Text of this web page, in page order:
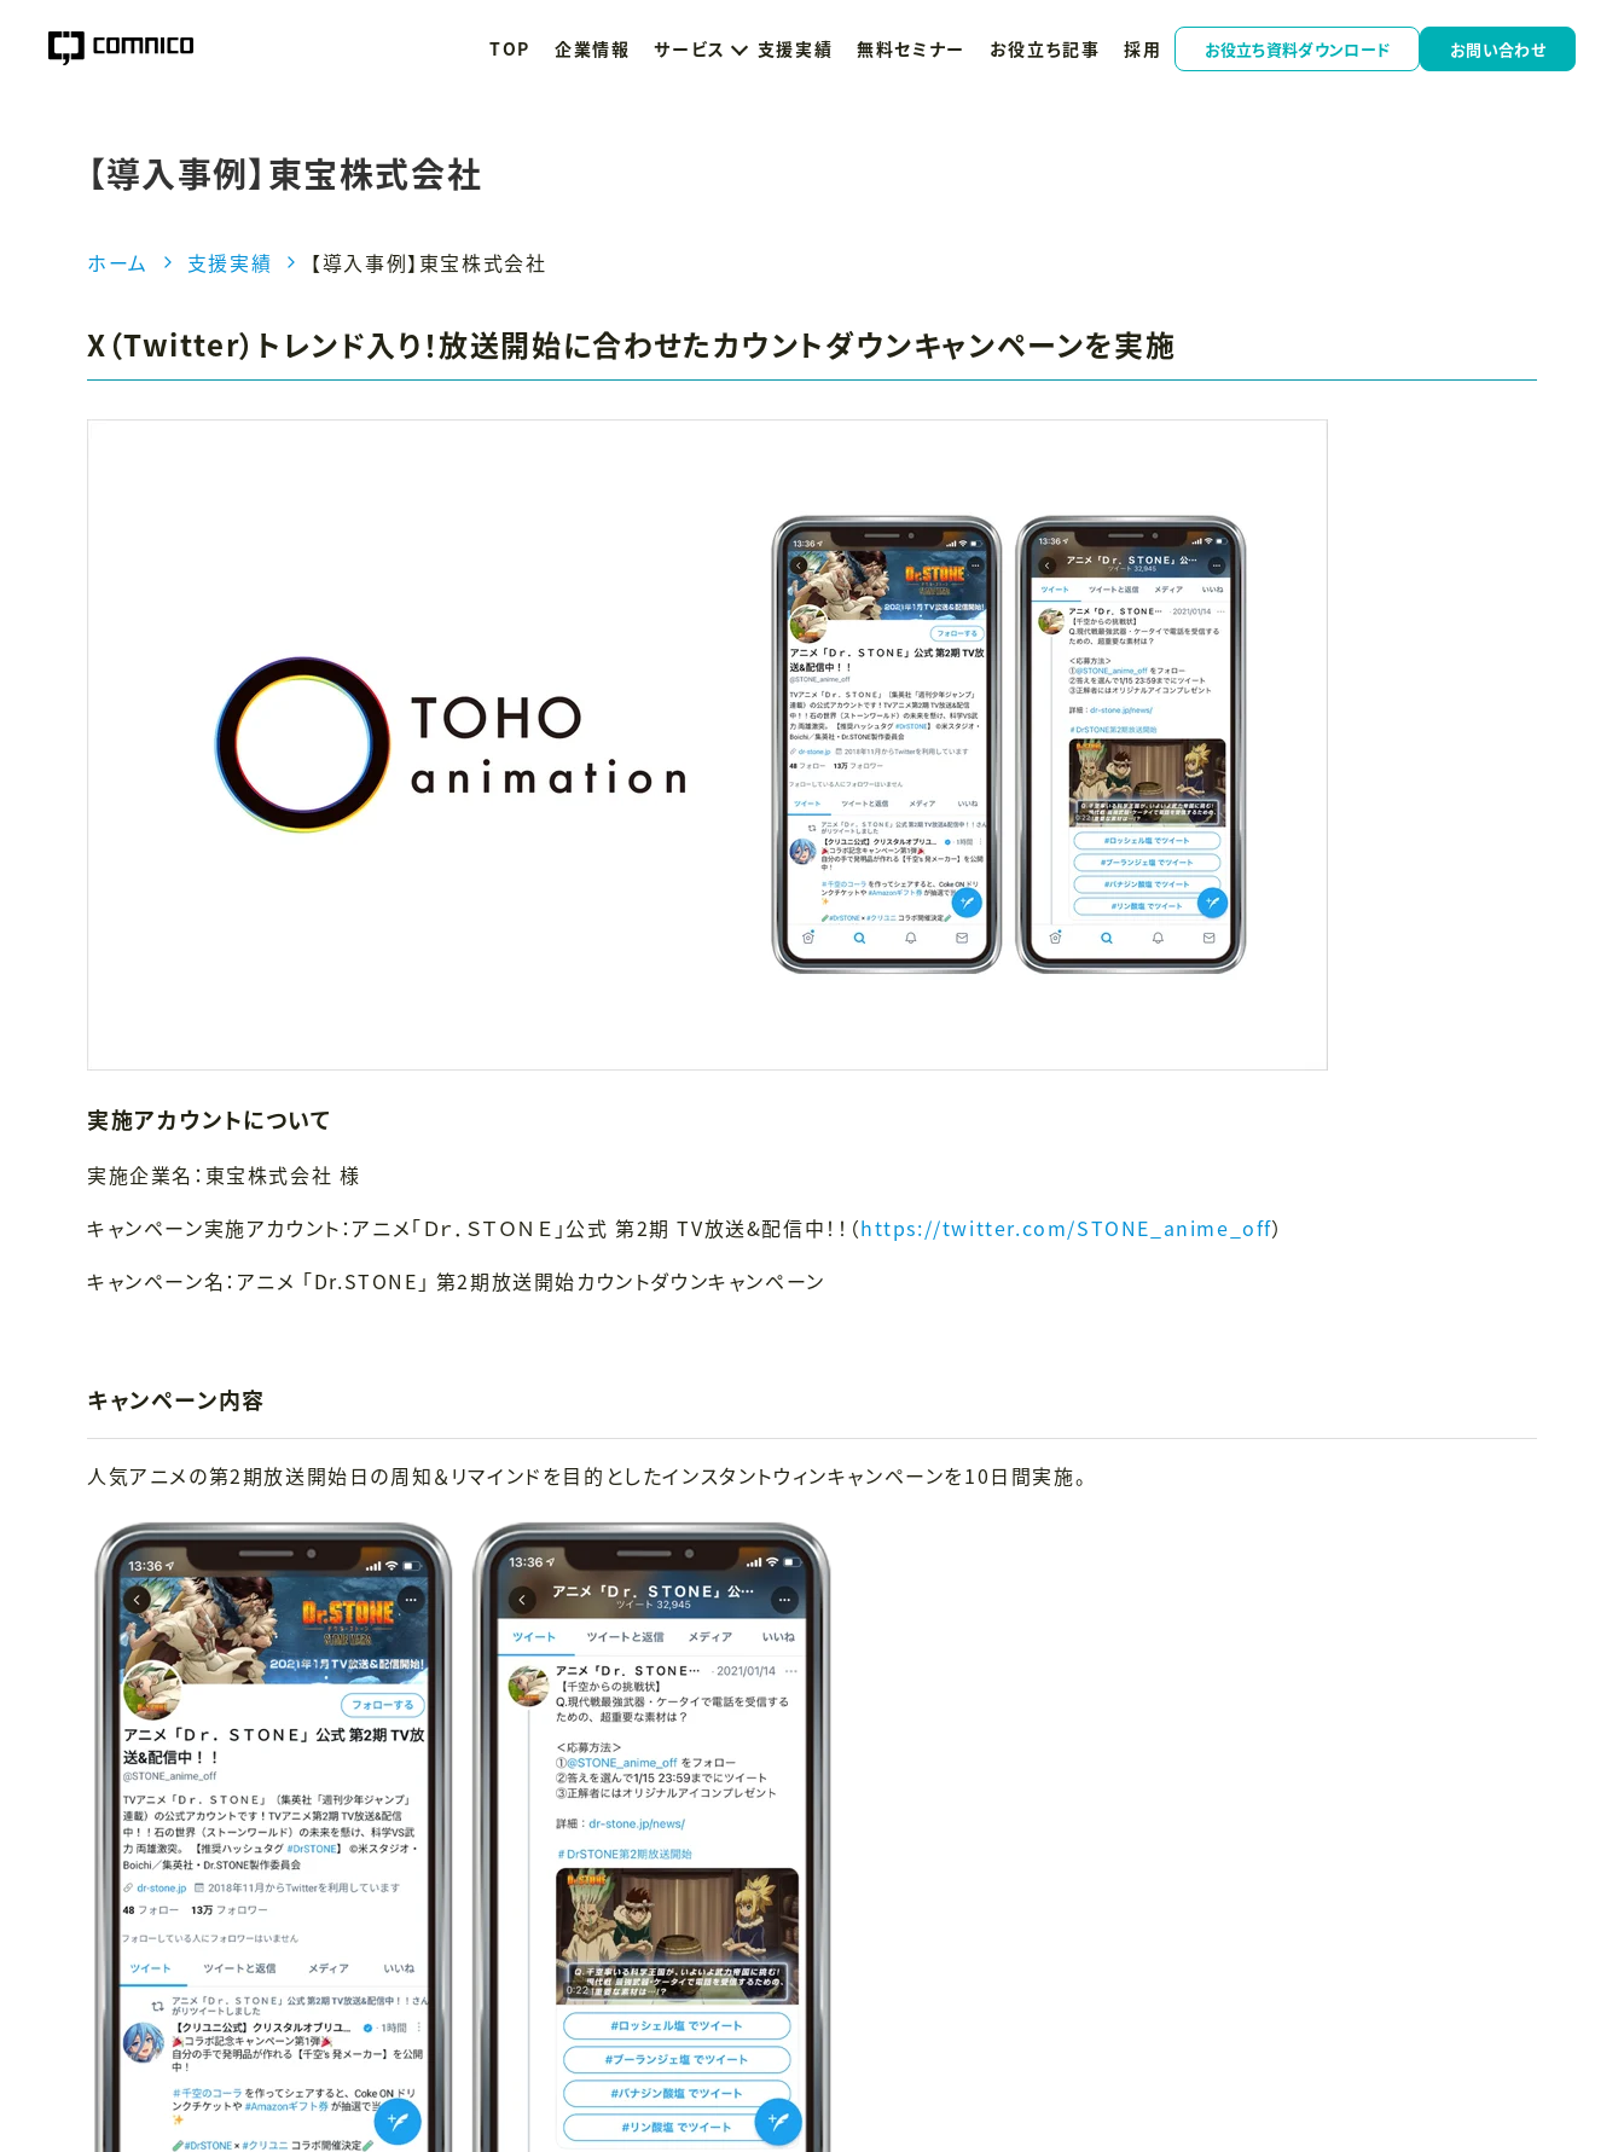
TOP 企業情報 サービス 支援実績 無料セミナー お役立ち記事 採用 お役立ち資料ダウンロード お問い合わせ
【導入事例】東宝株式会社
ホーム 支援実績 【導入事例】東宝株式会社
X（Twitter）トレンド入り！放送開始に合わせたカウントダウンキャンペーンを実施
実施アカウントについて
実施企業名：東宝株式会社 様
キャンペーン実施アカウント：アニメ「Ｄｒ．ＳＴＯＮＥ」公式 第2期 TV放送&配信中！！（https://twitter.com/STONE_anime_off）
キャンペーン名：アニメ 「Dr.STONE」 第2期放送開始カウントダウンキャンペーン
キャンペーン内容
人気アニメの第2期放送開始日の周知＆リマインドを目的としたインスタントウィンキャンペーンを10日間実施。